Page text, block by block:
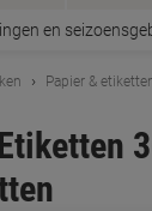
en
Papier &